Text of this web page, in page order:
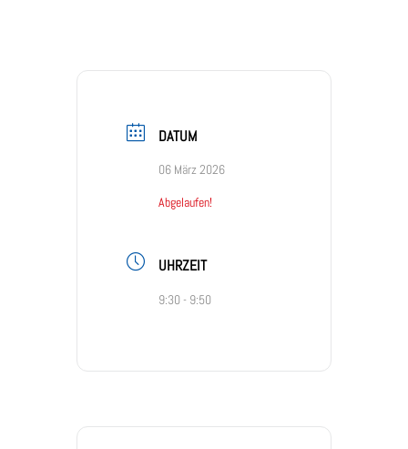
DATUM
06 März 2026
Abgelaufen!
UHRZEIT
9:30 - 9:50